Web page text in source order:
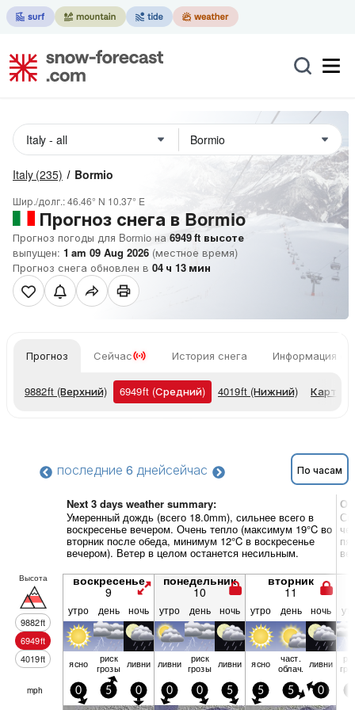
Italy (235) Bormio
Шир./долг.:46.46° N 10.37° E
Прогноз снега в Bormio
Прогноз погоды для Bormio на 6949ft высоте
выпущен: 1 am 09 Aug 2026 (местное время)
Прогноз снега обновлен в 04 ч 13 мин
Прогноз Сейчас История снега Информация о
9882ft (Верхний) 6949ft (Средний) 4019ft (Нижний) Карты
последние 6 днейсейчас По часам
Next 3 days weather summary:
Умеренный дождь (всего 18.0mm), сильнее всего в
воскресенье вечером. Очень тепло (максимум 19°C во
вторник после обеда, минимум 12°C в воскресенье
вечером). Ветер в целом останется несильным.
Высота
9882ft
6949ft
4019ft
воскресенье
9
понедельник
10
вторник
11
утро день ночь утро день ночь утро день ночь
ясно риск
грозы ливни ливни риск
грозы ливни ясно част.
облач. ливни
mph 0 5 0 0 0 5 5 5 0